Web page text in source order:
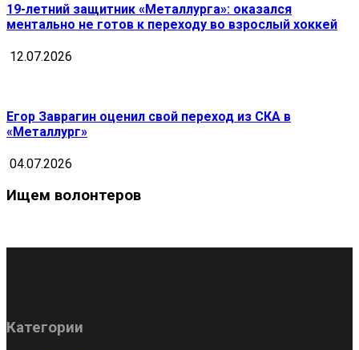
19-летний защитник «Металлурга»: оказался
ментально не готов к переходу во взрослый хоккей
12.07.2026
Егор Заврагин оценил свой переход из СКА в
«Металлург»
04.07.2026
Ищем волонтеров
Категории